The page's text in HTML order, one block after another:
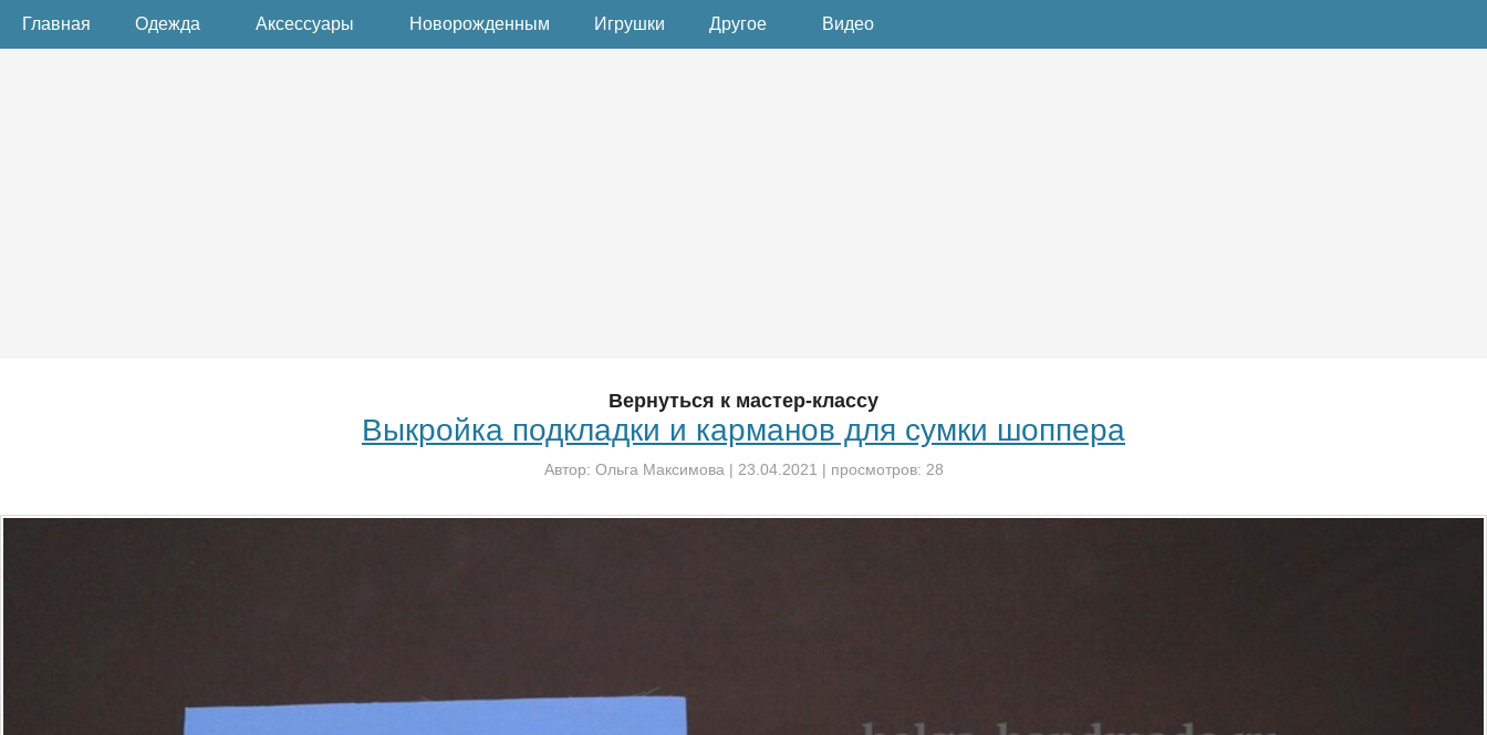
Главная Одежда Аксессуары Новорожденным Игрушки Другое Видео
Вернуться к мастер-классу
Выкройка подкладки и карманов для сумки шоппера
Автор: Ольга Максимова | 23.04.2021 | просмотров: 28